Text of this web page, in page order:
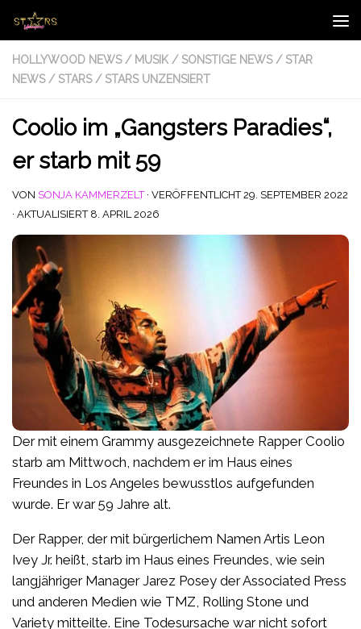
Zum Inhalt springen
HOLLYWOOD NEWS / MUSIK / SONSTIGE NEWS / STAR
NEWS / STARS / STARS UNZENSIERT
Coolio im „Gangsters Paradies“,
er starb mit 59
VON SONJA KAMMERZELT · VERÖFFENTLICHT29. SEPTEMBER 2022
· AKTUALISIERT 8. APRIL 2026
Der mit einem Grammy ausgezeichnete Rapper Coolio
starb am Mittwoch, nachdem er im Haus eines
Freundes in Los Angeles bewusstlos aufgefunden
wurde. Er war 59 Jahre alt.
Der Rapper, der mit bürgerlichem Namen Artis Leon
Ivey Jr. heißt, starb im Haus eines Freundes, wie sein
langjähriger Manager Jarez Posey der Associated Press
und anderen Medien wie TMZ, Rolling Stone und
Variety mitteilte. Eine Todesursache war nicht sofort